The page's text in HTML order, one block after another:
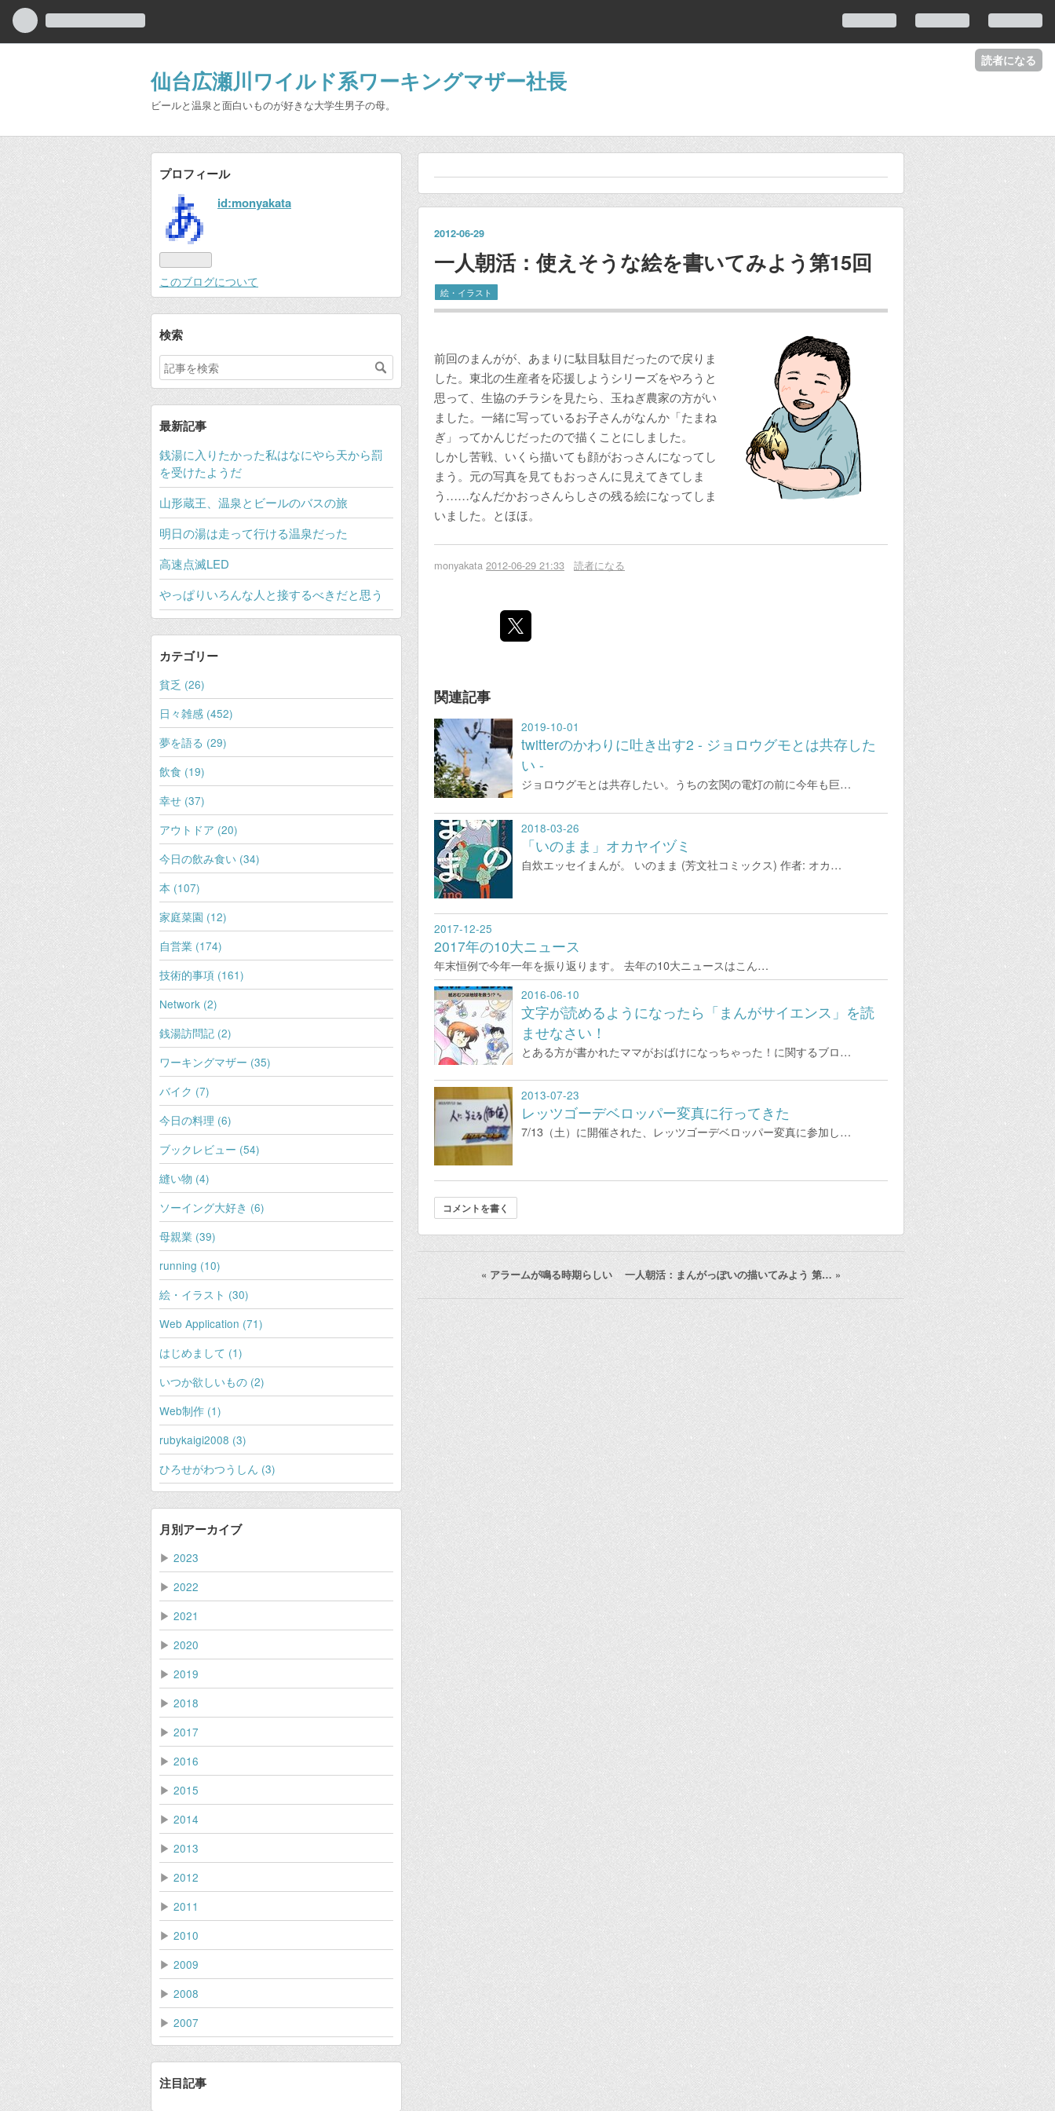
読者になる
仙台広瀬川ワイルド系ワーキングマザー社長
ビールと温泉と面白いものが好きな大学生男子の母。
2012-06-29
一人朝活：使えそうな絵を書いてみよう第15回
絵・イラスト
前回のまんがが、あまりに駄目駄目だったので戻りま
した。東北の生産者を応援しようシリーズをやろうと
思って、生協のチラシを見たら、玉ねぎ農家の方がい
ました。一緒に写っているお子さんがなんか「たまね
ぎ」ってかんじだったので描くことにしました。
しかし苦戦、いくら描いても顔がおっさんになってし
まう。元の写真を見てもおっさんに見えてきてしま
う……なんだかおっさんらしさの残る絵になってしま
いました。とほほ。
monyakata 2012-06-29 21:33 読者になる
関連記事
2019-10-01
twitterのかわりに吐き出す2 - ジョロウグモとは共存した
い -
ジョロウグモとは共存したい。うちの玄関の電灯の前に今年も巨…
2018-03-26
「いのまま」オカヤイヅミ
自炊エッセイまんが。 いのまま (芳文社コミックス) 作者: オカ…
2017-12-25
2017年の10大ニュース
年末恒例で今年一年を振り返ります。 去年の10大ニュースはこん…
2016-06-10
文字が読めるようになったら「まんがサイエンス」を読
ませなさい！
とある方が書かれたママがおばけになっちゃった！に関するブロ…
2013-07-23
レッツゴーデベロッパー変真に行ってきた
7/13（土）に開催された、レッツゴーデベロッパー変真に参加し…
コメントを書く
« アラームが鳴る時期らしい 一人朝活：まんがっぽいの描いてみよう 第… »
プロフィール
id:monyakata
このブログについて
検索
最新記事
銭湯に入りたかった私はなにやら天から罰
を受けたようだ
山形蔵王、温泉とビールのバスの旅
明日の湯は走って行ける温泉だった
高速点滅LED
やっぱりいろんな人と接するべきだと思う
カテゴリー
貧乏 (26)
日々雑感 (452)
夢を語る (29)
飲食 (19)
幸せ (37)
アウトドア (20)
今日の飲み食い (34)
本 (107)
家庭菜園 (12)
自営業 (174)
技術的事項 (161)
Network (2)
銭湯訪問記 (2)
ワーキングマザー (35)
バイク (7)
今日の料理 (6)
ブックレビュー (54)
縫い物 (4)
ソーイング大好き (6)
母親業 (39)
running (10)
絵・イラスト (30)
Web Application (71)
はじめまして (1)
いつか欲しいもの (2)
Web制作 (1)
rubykaigi2008 (3)
ひろせがわつうしん (3)
月別アーカイブ
▶ 2023
▶ 2022
▶ 2021
▶ 2020
▶ 2019
▶ 2018
▶ 2017
▶ 2016
▶ 2015
▶ 2014
▶ 2013
▶ 2012
▶ 2011
▶ 2010
▶ 2009
▶ 2008
▶ 2007
注目記事